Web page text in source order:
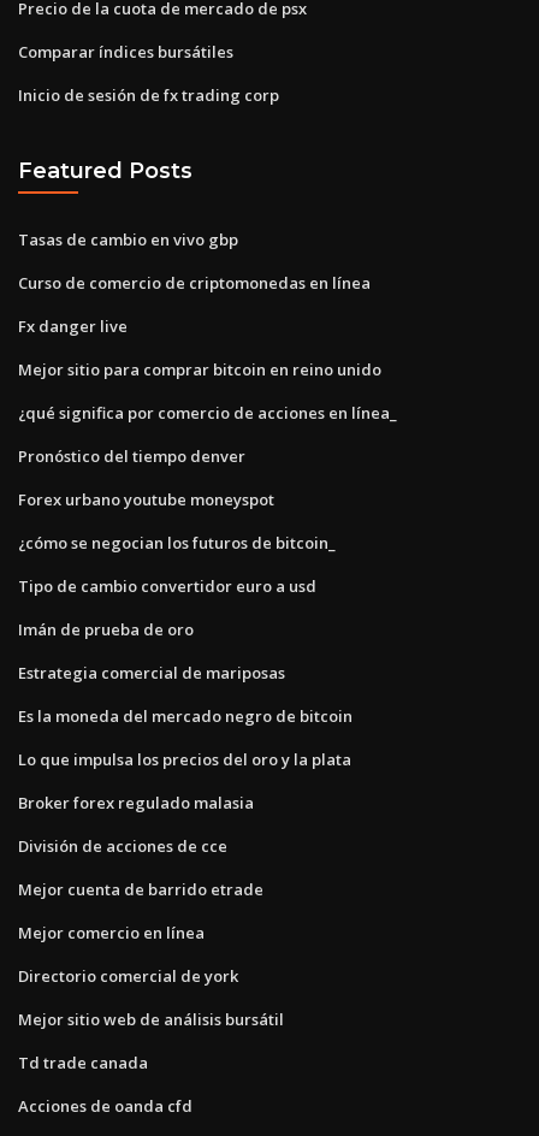
Precio de la cuota de mercado de psx
Comparar índices bursátiles
Inicio de sesión de fx trading corp
Featured Posts
Tasas de cambio en vivo gbp
Curso de comercio de criptomonedas en línea
Fx danger live
Mejor sitio para comprar bitcoin en reino unido
¿qué significa por comercio de acciones en línea_
Pronóstico del tiempo denver
Forex urbano youtube moneyspot
¿cómo se negocian los futuros de bitcoin_
Tipo de cambio convertidor euro a usd
Imán de prueba de oro
Estrategia comercial de mariposas
Es la moneda del mercado negro de bitcoin
Lo que impulsa los precios del oro y la plata
Broker forex regulado malasia
División de acciones de cce
Mejor cuenta de barrido etrade
Mejor comercio en línea
Directorio comercial de york
Mejor sitio web de análisis bursátil
Td trade canada
Acciones de oanda cfd